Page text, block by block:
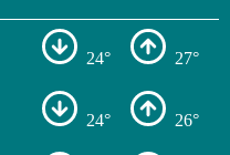
24° 27°
24° 26°